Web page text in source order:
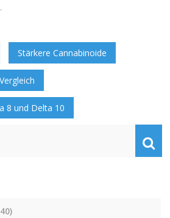
Stärkere Cannabinoide
8 und Delta 10